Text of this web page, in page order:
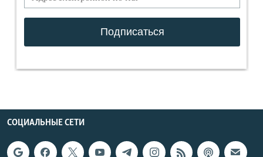
СОЦИАЛЬНЫЕ СЕТИ